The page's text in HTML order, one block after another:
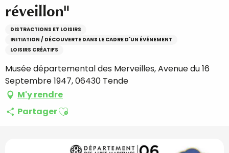
réveillon"
DISTRACTIONS ET LOISIRS
INITIATION / DÉCOUVERTE DANS LE CADRE D'UN ÉVÉNEMENT
LOISIRS CRÉATIFS
Musée départemental des Merveilles, Avenue du 16
Septembre 1947, 06430 Tende
M'y rendre
PartagerAjouter aux favoris